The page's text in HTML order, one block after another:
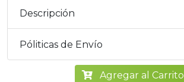
Descripción
Póliticas de Envío
Agregar al Carrito